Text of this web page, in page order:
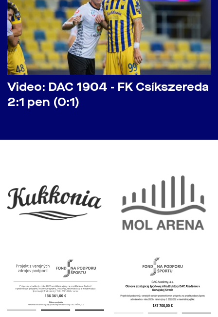
Video: DAC 1904 - FK Csíkszereda
2:1 pen (0:1)